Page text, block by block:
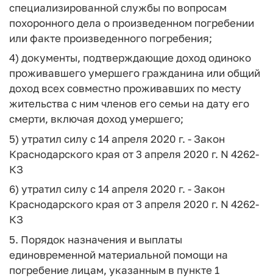
специализированной службы по вопросам
похоронного дела о произведенном погребении
или факте произведенного погребения;
4) документы, подтверждающие доход одиноко
проживавшего умершего гражданина или общий
доход всех совместно проживавших по месту
жительства с ним членов его семьи на дату его
смерти, включая доход умершего;
5) утратил силу с 14 апреля 2020 г. - Закон
Краснодарского края от 3 апреля 2020 г. N 4262-
КЗ
6) утратил силу с 14 апреля 2020 г. - Закон
Краснодарского края от 3 апреля 2020 г. N 4262-
КЗ
5. Порядок назначения и выплаты
единовременной материальной помощи на
погребение лицам, указанным в пункте 1